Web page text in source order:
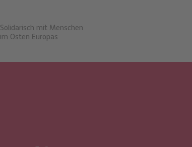
Solidarisch mit Menschen
im Osten Europas